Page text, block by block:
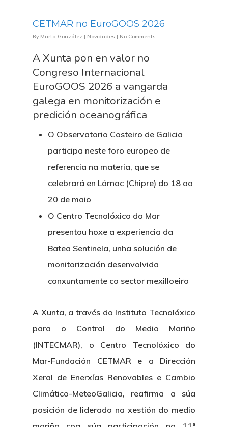
CETMAR no EuroGOOS 2026
By Marta González | Novidades | No Comments
A Xunta pon en valor no
Congreso Internacional
EuroGOOS 2026 a vangarda
galega en monitorización e
predición oceanográfica
O Observatorio Costeiro de Galicia
participa neste foro europeo de
referencia na materia, que se
celebrará en Lárnac (Chipre) do 18 ao
20 de maio
O Centro Tecnolóxico do Mar
presentou hoxe a experiencia da
Batea Sentinela, unha solución de
monitorización desenvolvida
conxuntamente co sector mexilloeiro
A Xunta, a través do Instituto Tecnolóxico
para o Control do Medio Mariño
(INTECMAR), o Centro Tecnolóxico do
Mar-Fundación CETMAR e a Dirección
Xeral de Enerxías Renovables e Cambio
Climático-MeteoGalicia, reafirma a súa
posición de liderado na xestión do medio